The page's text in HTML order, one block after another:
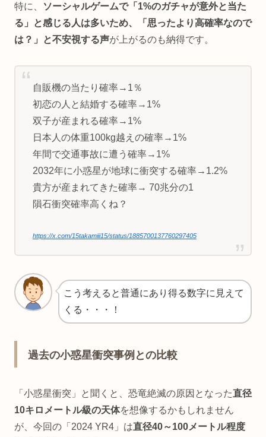
特に、
ソーシャルゲームで「1%のガチャが意外と当た
る」と感じる人は多いため、「思ったより高確率なので
は？」と不安視する声が上がるのも納得です。
自販機の当たり確率→1％
初恋の人と結婚する確率→1%
双子が産まれる確率→1%
日本人の体重100kg越えの確率→1%
年間で交通事故に遭う確率→1%
2032年に小惑星が地球に衝突する確率→1.2%
貴方が産まれてきた確率→ 70兆分の1
隕石衝突確率高くね？
https://x.com/15takamiii15/status/1885700137760297405
こう考えると普通にあり得る数字に見えて
くる・・・！
過去の小惑星衝突事例との比較
「小惑星衝突」と聞くと、恐竜絶滅の原因となった直径
10キロメートル級の天体を想像するかもしれません
が、今回の「2024 YR4」は直径40～100メートル程度